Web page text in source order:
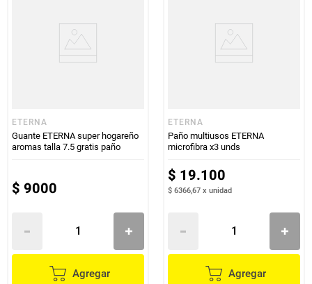
ETERNA
Guante ETERNA super hogareño
aromas talla 7.5 gratis paño
$ 9000
Agregar
ETERNA
Paño multiusos ETERNA
microfibra x3 unds
$ 19.100
$ 6366,67 x unidad
Agregar